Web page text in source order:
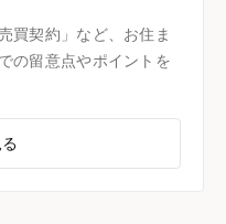
買契約」など、お住ま
の留意点やポイントを